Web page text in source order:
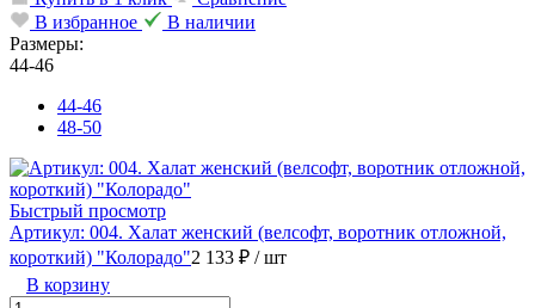
В избранное
В наличии
Размеры:
44-46
44-46
48-50
Быстрый просмотр
Артикул: 004. Халат женский (велсофт, воротник отложной,
короткий) "Колорадо"2 133 ₽ / шт
В корзину